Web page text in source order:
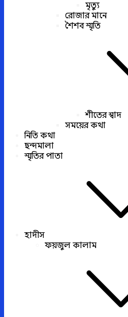
মৃত্যু
রোজার মানে
শৈশব স্মৃতি
শীতের স্বাদ
সময়ের কথা
নিতি কথা
ছন্দমালা
স্মৃতির পাতা
হাদীস
ফয়জুল কালাম